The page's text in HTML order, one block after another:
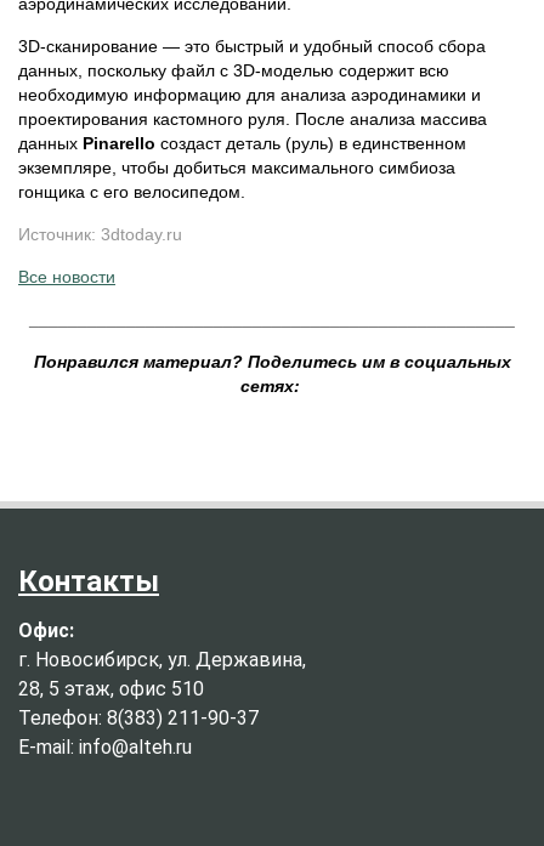
3D-сканирование — это быстрый и удобный способ сбора
данных, поскольку файл с 3D-моделью содержит всю
необходимую информацию для анализа аэродинамики и
проектирования кастомного руля. После анализа массива
данных Pinarello создаст деталь (руль) в единственном
экземпляре, чтобы добиться максимального симбиоза
гонщика с его велосипедом.
Источник: 3dtoday.ru
Все новости
Понравился материал? Поделитесь им в социальных
сетях:
Контакты
Офис:
г. Новосибирск, ул. Державина,
28, 5 этаж, офис 510
Телефон: 8(383) 211-90-37
E-mail: info@alteh.ru